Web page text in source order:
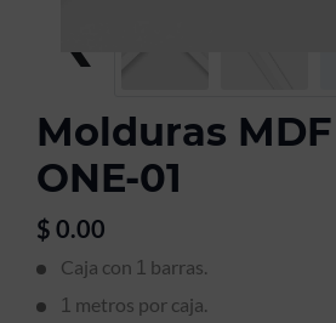
‹
Molduras
ONE-01
$ 0.00
Caja con 1 barras.
1 metros por caja.